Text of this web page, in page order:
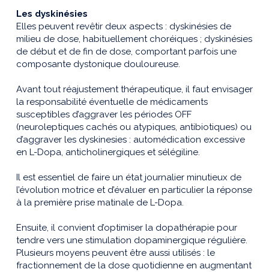
Les dyskinésies
Elles peuvent revêtir deux aspects : dyskinésies de
milieu de dose, habituellement choréiques ; dyskinésies
de début et de fin de dose, comportant parfois une
composante dystonique douloureuse.
Avant tout réajustement thérapeutique, il faut envisager
la responsabilité éventuelle de médicaments
susceptibles d’aggraver les périodes OFF
(neuroleptiques cachés ou atypiques, antibiotiques) ou
d’aggraver les dyskinesies : automédication excessive
en L-Dopa, anticholinergiques et sélégiline.
Il est essentiel de faire un état journalier minutieux de
l’évolution motrice et d’évaluer en particulier la réponse
à la première prise matinale de L-Dopa.
Ensuite, il convient d’optimiser la dopathérapie pour
tendre vers une stimulation dopaminergique régulière.
Plusieurs moyens peuvent être aussi utilisés : le
fractionnement de la dose quotidienne en augmentant